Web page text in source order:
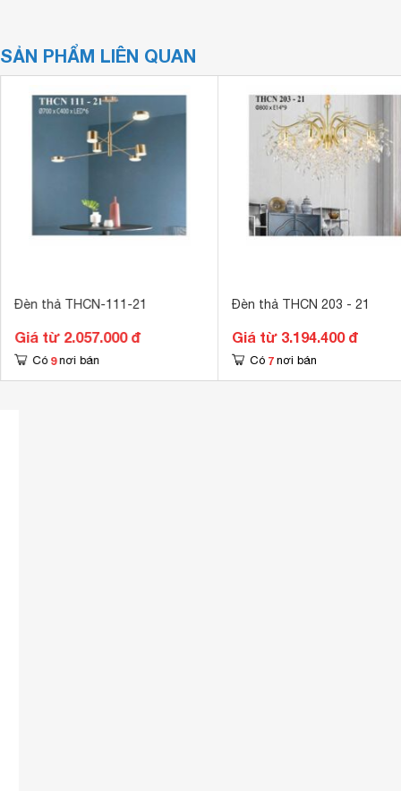
SẢN PHẨM LIÊN QUAN
Đèn thả THCN-111-21
Giá từ 2.057.000 đ
Có 9 nơi bán
Đèn thả THCN 203 - 21
Giá từ 3.194.400 đ
Có 7 nơi bán